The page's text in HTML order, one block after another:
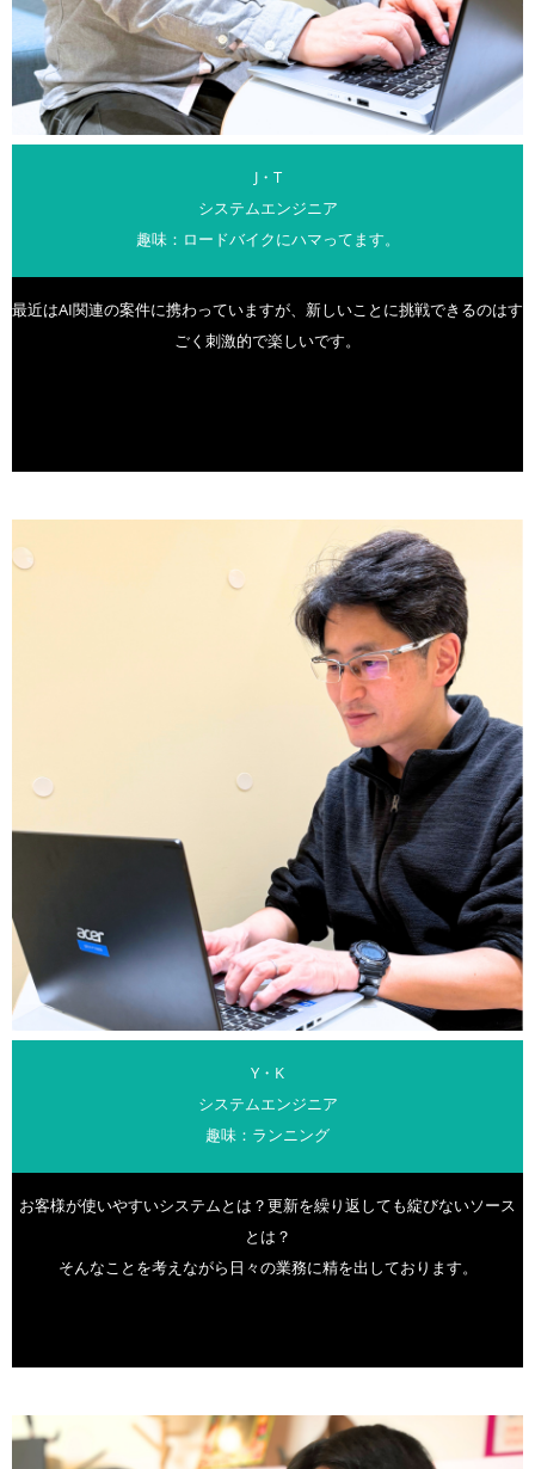
J・T
システムエンジニア
趣味：ロードバイクにハマってます。
最近はAI関連の案件に携わっていますが、新しいことに挑戦できるのはす
ごく刺激的で楽しいです。
Y・K
システムエンジニア
趣味：ランニング
お客様が使いやすいシステムとは？更新を繰り返しても綻びないソース
とは？
そんなことを考えながら日々の業務に精を出しております。